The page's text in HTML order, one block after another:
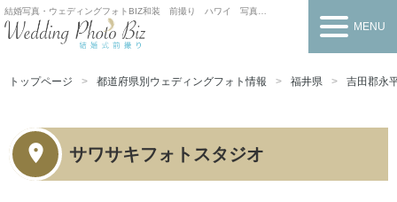
結婚写真・ウェディングフォトBIZ和装 前撮り ハワイ 写真だけの結婚式
MENU
トップページ 都道府県別ウェディングフォト情報 福井県 吉田郡永
サワサキフォトスタジオ